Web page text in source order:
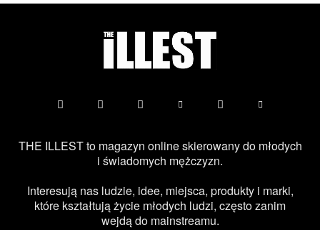
THE ILLEST to magazyn online skierowany do młodych
i świadomych mężczyzn.
Interesują nas ludzie, idee, miejsca, produkty i marki,
które kształtują życie młodych ludzi, często zanim
wejdą do mainstreamu.